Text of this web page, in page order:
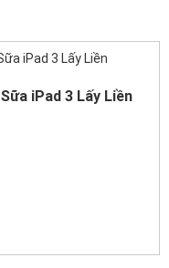
Sữa iPad 3 Lấy Liền